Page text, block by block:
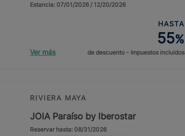
Estancia: 07/01/2026 / 12/20/2026
Ver más
HASTA
55%
de descuento - Impuestos incluidos
RIVIERA MAYA
JOIA Paraíso by Iberostar
Reservar hasta: 08/31/2026